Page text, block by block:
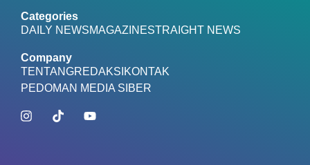
Categories
DAILY NEWSMAGAZINESTRAIGHT NEWS
Company
TENTANGREDAKSI KONTAK
PEDOMAN MEDIA SIBER